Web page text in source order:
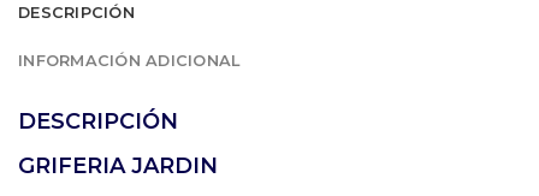
DESCRIPCIÓN
INFORMACIÓN ADICIONAL
DESCRIPCIÓN
GRIFERIA JARDIN